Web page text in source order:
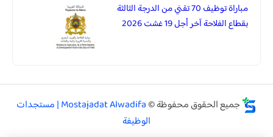
مباراة توظيف 70 تقني من الدرجة الثالثة
بقطاع الفلاحة آخر أجل 19 غشت 2026
جميع الحقوق محفوظة ©
Mostajadat Alwadifa | مستجدات
الوظيفة